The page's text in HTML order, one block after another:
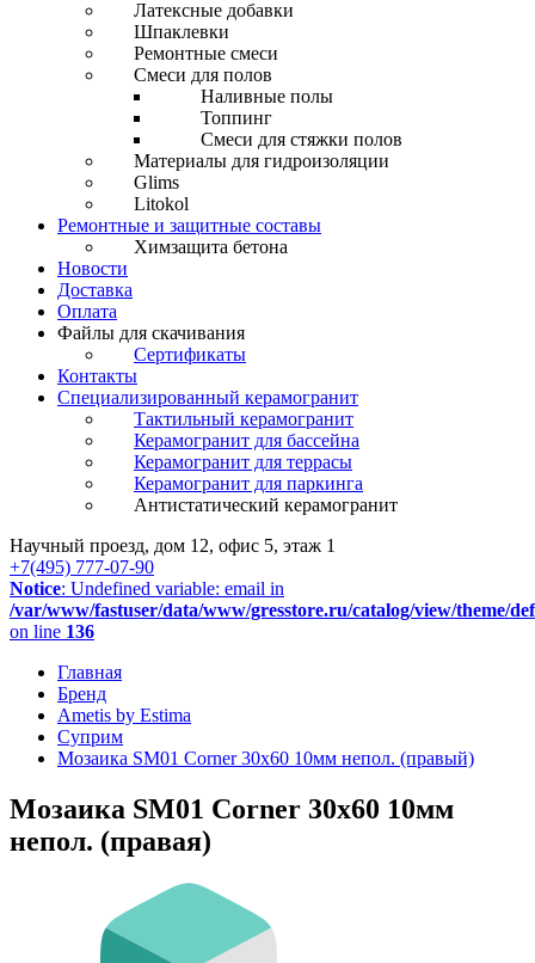
Латексные добавки
Шпаклевки
Ремонтные смеси
Смеси для полов
Наливные полы
Топпинг
Смеси для стяжки полов
Материалы для гидроизоляции
Glims
Litokol
Ремонтные и защитные составы
Химзащита бетона
Новости
Доставка
Оплата
Файлы для скачивания
Сертификаты
Контакты
Специализированный керамогранит
Тактильный керамогранит
Керамогранит для бассейна
Керамогранит для террасы
Керамогранит для паркинга
Антистатический керамогранит
Научный проезд, дом 12, офис 5, этаж 1
+7(495) 777-07-90
Notice: Undefined variable: email in
/var/www/fastuser/data/www/gresstore.ru/catalog/view/theme/
on line 136
Главная
Бренд
Ametis by Estima
Суприм
Мозаика SM01 Corner 30x60 10мм непол. (правый)
Мозаика SM01 Corner 30x60 10мм
непол. (правая)